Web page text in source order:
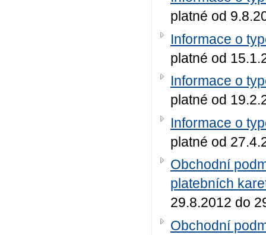
platné od
Informace o
platné od
Informace o
platné od
Informace o
platné od
Obchodní
platebních
29.8.2012 do
Obchodní